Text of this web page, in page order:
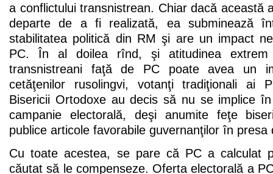
a conflictului transnistrean. Chiar dacă această
departe de a fi realizată, ea subminează
stabilitatea politică din RM şi are un impact
PC. În al doilea rînd, şi atitudinea
transnistreani faţă de PC poate avea un
cetăţenilor rusolingvi, votanţi tradiţionali ai
Bisericii Ortodoxe au decis să nu se implice
campanie electorală, deşi anumite feţe
publice articole favorabile guvernanţilor în presa
Cu toate acestea, se pare că PC a calculat
căutat să le compenseze. Oferta electorală a